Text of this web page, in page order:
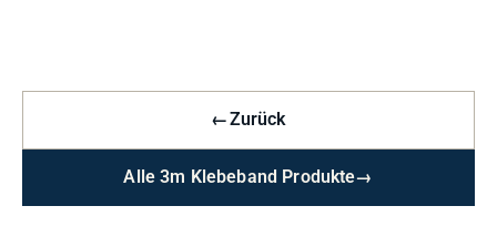
←Zurück
Alle 3m Klebeband Produkte→